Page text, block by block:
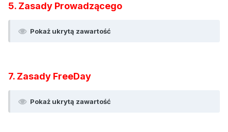
5. Zasady Prowadzącego
Pokaż ukrytą zawartość
7. Zasady FreeDay
Pokaż ukrytą zawartość